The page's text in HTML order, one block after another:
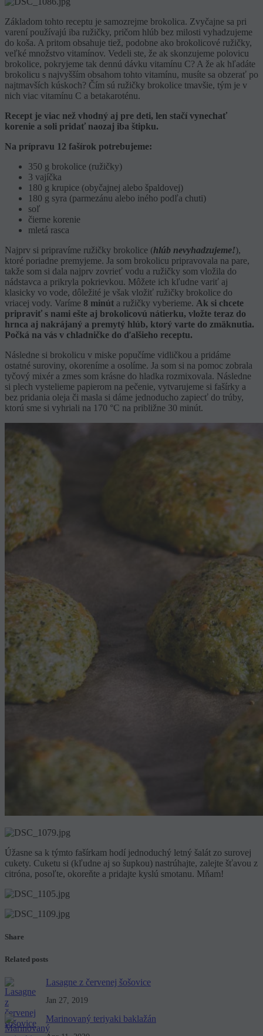
Základom tohto receptu je samozrejme brokolica. Zvyčajne sa pri
varení používajú iba ružičky, pričom hlúb bez milosti vyhadzujeme
do koša. A pritom obsahuje tiež, podobne ako brokolicové ružičky,
veľké množstvo vitamínov. Vedeli ste, že ak skonzujeme polovicu
brokolice, pokryjeme tak dennú dávku vitamínu C? A že ak hľadáte
brokolicu s najvyšším obsahom tohto vitamínu, musíte sa obzerať po
najtmavších kúskoch? Čím sú ružičky brokolice tmavšie, tým je v
nich viac vitamínu C a betakaroténu.
Recept je viac než vhodný aj pre deti, len stačí vynechať
korenie a soli pridať naozaj iba štipku.
Na prípravu 12 fašírok potrebujeme:
350 g brokolice (ružičky)
3 vajíčka
180 g krupice (obyčajnej alebo špaldovej)
180 g syra (parmezánu alebo iného podľa chuti)
soľ
čierne korenie
mletá rasca
Najprv si pripravíme ružičky brokolice (hlúb nevyhadzujeme!),
ktoré poriadne premyjeme. Ja som brokolicu pripravovala na pare,
takže som si dala najprv zovrieť vodu a ružičky som vložila do
nádstavca a prikryla pokrievkou. Môžete ich kľudne variť aj
klasicky vo vode, dôležité je však vložiť ružičky brokolice do
vriacej vody. Varíme 8 minút a ružičky vyberieme. Ak si chcete
pripraviť s nami ešte aj brokolicovú nátierku, vložte teraz do
hrnca aj nakrájaný a premytý hlúb, ktorý varte do zmäknutia.
Počká na vás v chladničke do ďalšieho receptu.
Následne si brokolicu v miske popučíme vidličkou a pridáme
ostatné suroviny, okoreníme a osolíme. Ja som si na pomoc zobrala
tyčový mixér a zmes som krásne do hladka rozmixovala. Následne
si plech vystelieme papierom na pečenie, vytvarujeme si fašírky a
bez pridania oleja či masla si dáme jednoducho zapiecť do trúby,
ktorú sme si vyhriali na 170 °C na približne 30 minút.
Úžasne sa k týmto fašírkam hodí jednoduchý letný šalát zo surovej
cukety. Cuketu si (kľudne aj so šupkou) nastrúhajte, zalejte šťavou z
citróna, posoľte, okoreňte a pridajte kyslú smotanu. Mňam!
Share
Related posts
Lasagne z červenej šošovice
Jan 27, 2019
Marinovaný teriyaki baklažán